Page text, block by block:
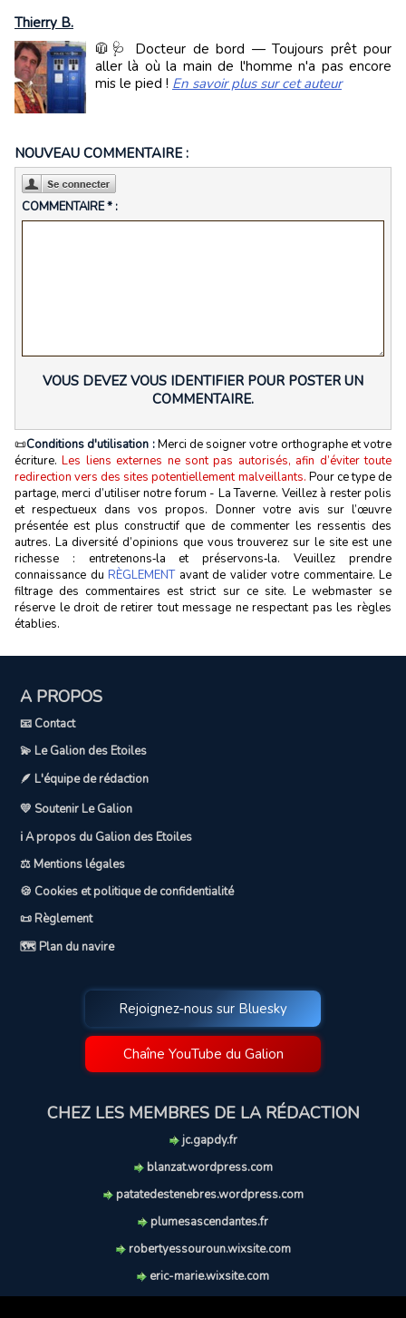
Thierry B.
🧥🩺 Docteur de bord — Toujours prêt pour
aller là où la main de l'homme n'a pas encore
mis le pied ! En savoir plus sur cet auteur
NOUVEAU COMMENTAIRE :
COMMENTAIRE * :
VOUS DEVEZ VOUS IDENTIFIER POUR POSTER UN
COMMENTAIRE.
📜Conditions d'utilisation :Merci de soigner votre orthographe et votre
écriture.Les liens externes ne sont pas autorisés, afin d’éviter toute
redirection vers des sites potentiellement malveillants. Pour ce type de
partage, merci d’utiliser notre forum - La Taverne. Veillez à rester polis
et respectueux dans vos propos. Donner votre avis sur l’œuvre
présentée est plus constructif que de commenter les ressentis des
autres. La diversité d’opinions que vous trouverez sur le site est une
richesse : entretenons‑la et préservons‑la. Veuillez prendre
connaissance du RÈGLEMENTavant de valider votre commentaire. Le
filtrage des commentaires est strict sur ce site. Le webmaster se
réserve le droit de retirer tout message ne respectant pas les règles
établies.
A PROPOS
📧 Contact
💫 Le Galion des Etoiles
🪶 L'équipe de rédaction
💛 Soutenir Le Galion
ℹ️ A propos du Galion des Etoiles
⚖️ Mentions légales
🍪 Cookies et politique de confidentialité
📜 Règlement
🗺️ Plan du navire
Rejoignez-nous sur Bluesky
Chaîne YouTube du Galion
CHEZ LES MEMBRES DE LA RÉDACTION
jc.gapdy.fr
blanzat.wordpress.com
patatedestenebres.wordpress.com
plumesascendantes.fr
robertyessouroun.wixsite.com
eric-marie.wixsite.com